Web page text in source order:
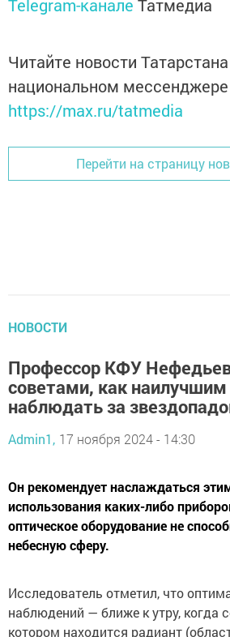
Telegram-канале Татмедиа
Читайте новости
национальном
https://max.ru/tatmedia
Перейти на страницу
НОВОСТИ
Профессор КФУ
советами, как
наблюдать за
Admin1, 17 ноября 2024 - 14:30
Он рекомендует наслаждаться
использования каких-либо
оптическое оборудование не
небесную сферу.
Исследователь отметил, что
наблюдений — ближе к утру, когда
котором находится радиант